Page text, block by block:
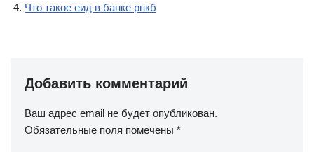
Что такое еид в банке рнкб
Добавить комментарий
Ваш адрес email не будет опубликован.
Обязательные поля помечены *